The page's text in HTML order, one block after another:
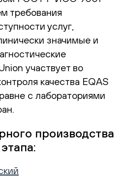
требования
услуг,
значимые и
участвует во
качества EQAS
с лабораториями
производства